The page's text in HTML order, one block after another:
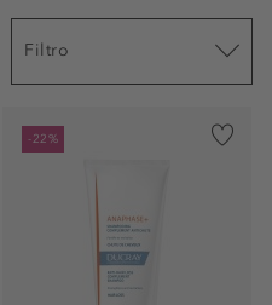
Filtro
-22%